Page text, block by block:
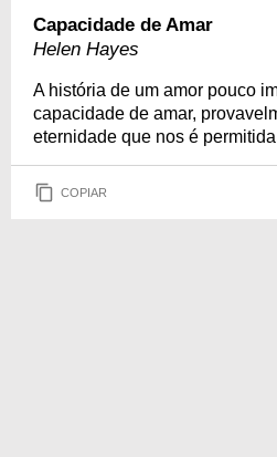
Capacidade de Amar
Helen Hayes
A história de um amor pouco
capacidade de amar,
eternidade que nos é
COPIAR